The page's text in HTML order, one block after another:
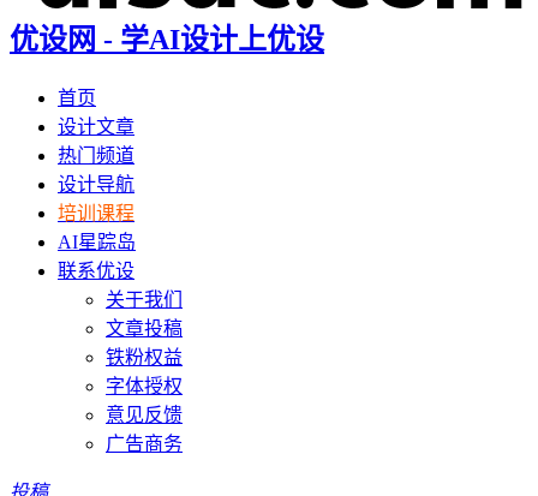
优设网 - 学AI设计上优设
首页
设计文章
热门频道
设计导航
培训课程
AI星踪岛
联系优设
关于我们
文章投稿
铁粉权益
字体授权
意见反馈
广告商务
投稿